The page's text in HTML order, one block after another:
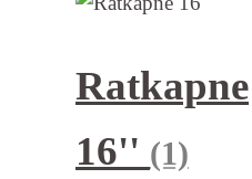
Ratkapne
16'' (1)